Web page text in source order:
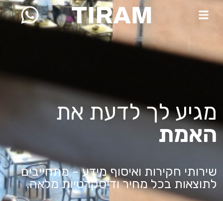
מגיע לך לדעת את
האמת
שירותי חקירות ואיסוף מידע - מתחייבים
לתוצאות בכל מחיר ודיסקרטיות מלאה.